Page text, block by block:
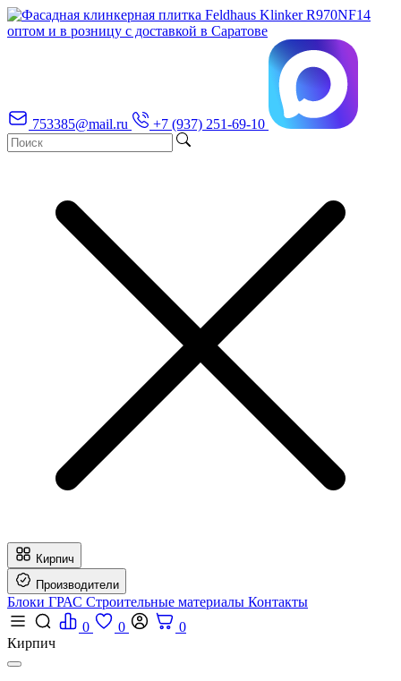
753385@mail.ru +7 (937) 251-69-10
Кирпич
Производители
Блоки ГРАС Строительные материалы Контакты
0
0
0
Кирпич